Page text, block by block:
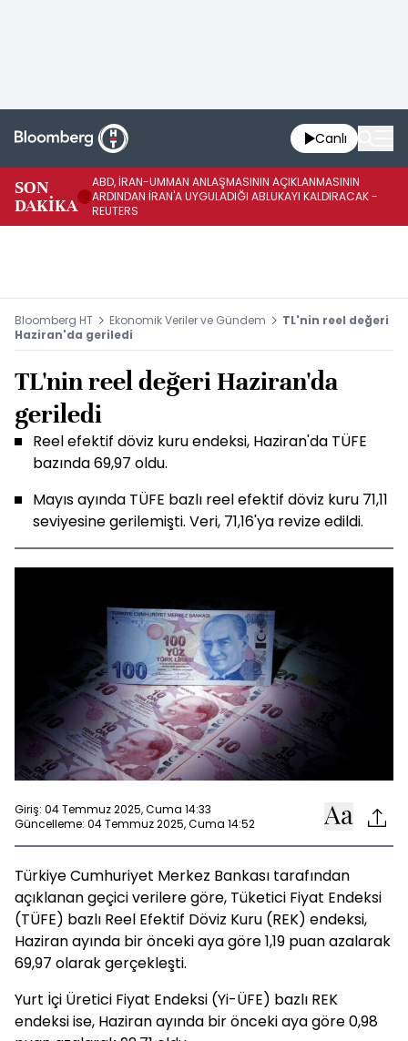
Canlı
SON
DAKİKA
ABD, İRAN-UMMAN ANLAŞMASININ AÇIKLANMASININ
ARDINDAN İRAN'A UYGULADIĞI ABLUKAYI KALDIRACAK -
REUTERS
Bloomberg HT Ekonomik Veriler ve Gündem
TL'nin reel değeri
Haziran'da geriledi
TL'nin reel değeri Haziran'da
geriledi
Reel efektif döviz kuru endeksi, Haziran'da TÜFE
bazında 69,97 oldu.
Mayıs ayında TÜFE bazlı reel efektif döviz kuru 71,11
seviyesine gerilemişti. Veri, 71,16'ya revize edildi.
Giriş: 04 Temmuz 2025, Cuma 14:33
Güncelleme: 04 Temmuz 2025, Cuma 14:52
Türkiye Cumhuriyet Merkez Bankası tarafından
açıklanan geçici verilere göre, Tüketici Fiyat Endeksi
(TÜFE) bazlı Reel Efektif Döviz Kuru (REK) endeksi,
Haziran ayında bir önceki aya göre 1,19 puan azalarak
69,97 olarak gerçekleşti.
Yurt İçi Üretici Fiyat Endeksi (Yi-ÜFE) bazlı REK
endeksi ise, Haziran ayında bir önceki aya göre 0,98